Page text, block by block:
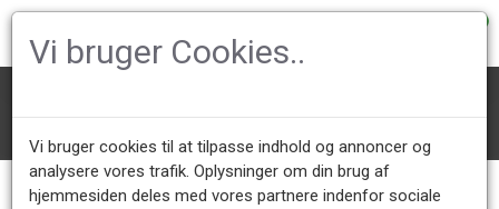
Vi bruger Cookies..
Vi bruger cookies til at tilpasse indhold og annoncer og
analysere vores trafik. Oplysninger om din brug af
hjemmesiden deles med vores partnere indenfor sociale